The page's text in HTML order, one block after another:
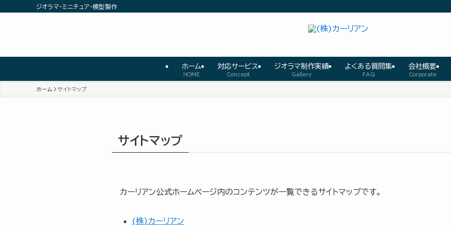
ジオラマ・ミニチュア・模型製作
ホーム
HOME
対応サービス
Concept
ジオラマ制作実績
Gallery
よくある質問集
FAQ
会社概要
Corporate
ホーム サイトマップ
サイトマップ
カーリアン公式ホームページ内のコンテンツが一覧できるサイトマップです。
(株)カーリアン